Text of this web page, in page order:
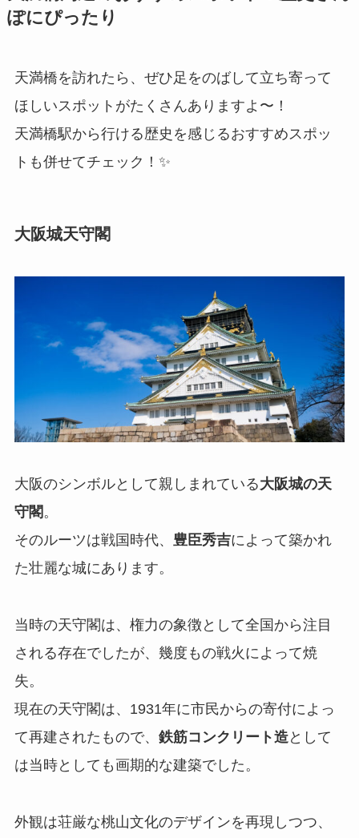
ぽにぴったり
天満橋を訪れたら、ぜひ足をのばして立ち寄って
ほしいスポットがたくさんありますよ〜！
天満橋駅から行ける歴史を感じるおすすめスポッ
トも併せてチェック！✨
大阪城天守閣
大阪のシンボルとして親しまれている大阪城の天
守閣。
そのルーツは戦国時代、 豊臣秀吉によって築かれ
た壮麗な城にあります。
当時の天守閣は、権力の象徴として全国から注目
される存在でしたが、幾度もの戦火によって焼
失。
現在の天守閣は、1931年に市民からの寄付によっ
て再建されたもので、 鉄筋コンクリート造として
は当時としても画期的な建築でした。
外観は荘厳な桃山文化のデザインを再現しつつ、